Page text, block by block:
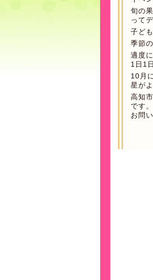
旬の
って
子ど
季節
適度
1日1
10月
星が
高知
です。
お問